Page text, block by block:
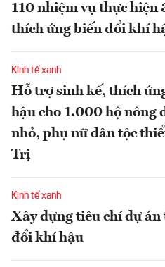
110 nhiệm vụ thực hiện
thích ứng biến đổi khí
Kinh tế xanh
Hỗ trợ sinh kế, thích
hậu cho 1.000 hộ nông
nhỏ, phụ nữ dân tộc
Trị
Kinh tế xanh
Xây dựng tiêu chí dự
đổi khí hậu